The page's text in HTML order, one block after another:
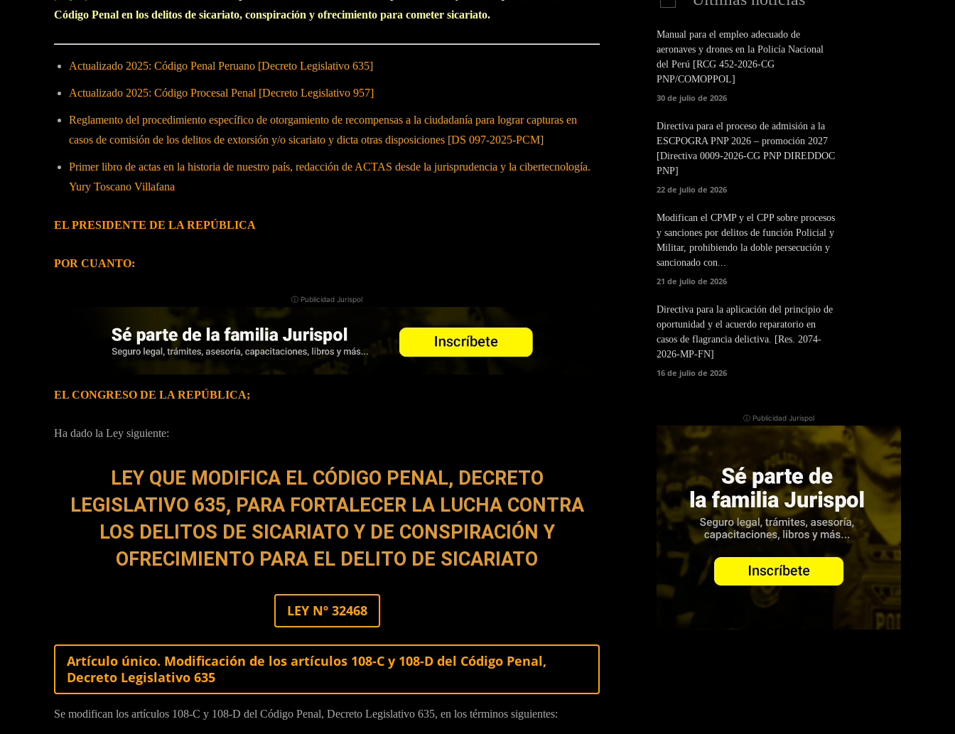
Código Penal en los delitos de sicariato, conspiración y ofrecimiento para cometer sicariato.
Actualizado 2025: Código Penal Peruano [Decreto Legislativo 635]
Actualizado 2025: Código Procesal Penal [Decreto Legislativo 957]
Reglamento del procedimiento específico de otorgamiento de recompensas a la ciudadanía para lograr capturas en
casos de comisión de los delitos de extorsión y/o sicariato y dicta otras disposiciones [DS 097-2025-PCM]
Primer libro de actas en la historia de nuestro país, redacción de ACTAS desde la jurisprudencia y la cibertecnología.
Yury Toscano Villafana
EL PRESIDENTE DE LA REPÚBLICA
POR CUANTO:
ⓘ Publicidad Jurispol
EL CONGRESO DE LA REPÚBLICA;
Ha dado la Ley siguiente:
LEY QUE MODIFICA EL CÓDIGO PENAL, DECRETO
LEGISLATIVO 635, PARA FORTALECER LA LUCHA CONTRA
LOS DELITOS DE SICARIATO Y DE CONSPIRACIÓN Y
OFRECIMIENTO PARA EL DELITO DE SICARIATO
LEY Nº 32468
Artículo único. Modificación de los artículos 108-C y 108-D del Código Penal,
Decreto Legislativo 635
Se modifican los artículos 108-C y 108-D del Código Penal, Decreto Legislativo 635, en los términos siguientes:
Manual para el empleo adecuado de
aeronaves y drones en la Policía Nacional
del Perú [RCG 452-2026-CG
PNP/COMOPPOL]
30 de julio de 2026
Directiva para el proceso de admisión a la
ESCPOGRA PNP 2026 – promoción 2027
[Directiva 0009-2026-CG PNP DIREDDOC
PNP]
22 de julio de 2026
Modifican el CPMP y el CPP sobre procesos
y sanciones por delitos de función Policial y
Militar, prohibiendo la doble persecución y
sancionado con...
21 de julio de 2026
Directiva para la aplicación del principio de
oportunidad y el acuerdo reparatorio en
casos de flagrancia delictiva. [Res. 2074-
2026-MP-FN]
16 de julio de 2026
ⓘ Publicidad Jurispol